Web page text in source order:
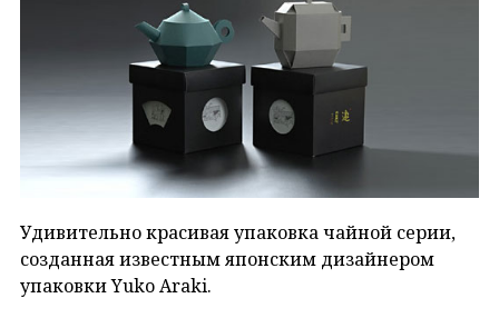
Удивительно красивая упаковка чайной серии,
созданная известным японским дизайнером
упаковки Yuko Araki.